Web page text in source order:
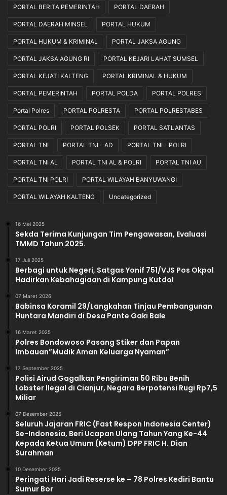
PORTAL BERITA PEMERINTAH PORTAL DAERAH
PORTAL DAERAH MINSEL PORTAL HUKUM
PORTAL HUKUM & KRIMINAL PORTAL JAKSA AGUNG
PORTAL JAKSA AGUNG RI PORTAL KEJARI LAHAT SUMSEL
PORTAL KEJATI KALTENG PORTAL KRIMINAL & HUKUM
PORTAL PEMERINTAH PORTAL POLDA PORTAL POLRES
Portal Polres PORTAL POLRESTA PORTAL POLRESTABES
PORTAL POLRI PORTAL POLSEK PORTAL SATLANTAS
PORTAL TNI PORTAL TNI - AD PORTAL TNI - POLRI
PORTAL TNI AL PORTAL TNI AL & POLRI PORTAL TNI AU
PORTAL TNI POLRI PORTAL WILAYAH BANYUWANGI
PORTAL WILAYAH KALTENG Uncategorized
16 Mei 2025
Sekda Terima Kunjungan Tim Pengawasan, Evaluasi
TMMD Tahun 2025.
17 Juli 2025
Berbagi untuk Negeri, Satgas Yonif 751/VJS Pos Okpol
Hadirkan Kebahagiaan di Kampung Kutdol
07 Maret 2026
Babinsa Koramil 29/Langkahan Tinjau Pembangunan
Huntara Mandiri di Desa Pante Gaki Bale
16 Maret 2025
Polres Bondowoso Pasang Stiker dan Papan
Imbauan”Mudik Aman Keluarga Nyaman”
17 September 2025
Polisi Airud Gagalkan Pengiriman 50 Ribu Benih
Lobster Ilegal di Cianjur, Negara Berpotensi Rugi Rp7,5
Miliar
07 Desember 2025
Seluruh Jajaran FRIC (Fast Respon Indonesia Center)
Se-Indonesia, Beri Ucapan Ulang Tahun Yang Ke-44
Kepada Ketua Umum (Ketum) DPP FRIC H. Dian
Surahman
10 Desember 2025
Peringati Hari Jadi Reserse ke – 78 Polres Kediri Bantu
Sumur Bor